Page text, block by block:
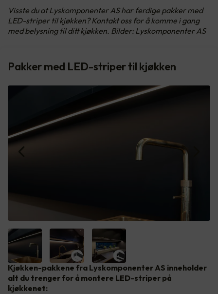
Visste du at Lyskomponenter AS har ferdige pakker med
LED-striper til kjøkken? Kontakt oss for å komme i gang
med belysning til ditt kjøkken. Bilder: Lyskomponenter AS
Pakker med LED-striper til kjøkken
Kjøkken-pakkene fra Lyskomponenter AS inneholder
alt du trenger for å montere LED-striper på
kjøkkenet: